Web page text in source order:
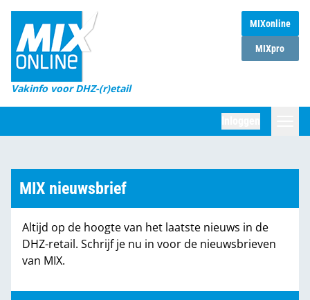
MIXonline
MIXpro
Vakinfo voor DHZ-(r)etail
Home
Magazines
DHZ Sessie
Marktcijfers
Partners
MIX nieuwsbrief
Altijd op de hoogte van het laatste nieuws in de
DHZ-retail. Schrijf je nu in voor de nieuwsbrieven
van MIX.